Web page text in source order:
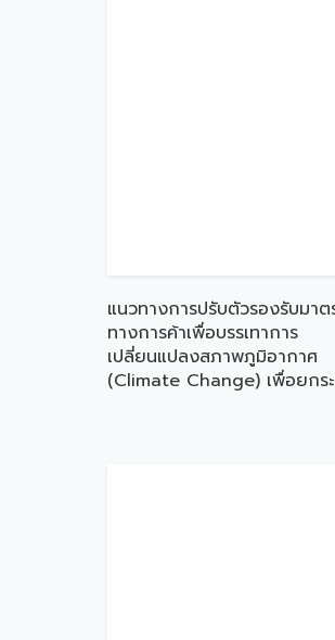
แนวทางการปรับตัวรองรับมาต
ทางการค้าเพื่อบรรเทาการ
เปลี่ยนแปลงสภาพภูมิอากาศ
(Climate Change) เพื่อยกร